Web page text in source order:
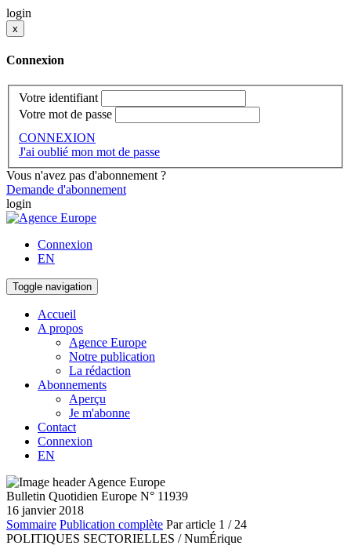
login
x
Connexion
Votre identifiant
Votre mot de passe
CONNEXION
J'ai oublié mon mot de passe
Vous n'avez pas d'abonnement ?
Demande d'abonnement
login
Connexion
EN
Toggle navigation
Accueil
A propos
Agence Europe
Notre publication
La rédaction
Abonnements
Aperçu
Je m'abonne
Contact
Connexion
EN
Bulletin Quotidien Europe N° 11939
16 janvier 2018
Sommaire Publication complète Par article 1 / 24
POLITIQUES SECTORIELLES / NumÉrique